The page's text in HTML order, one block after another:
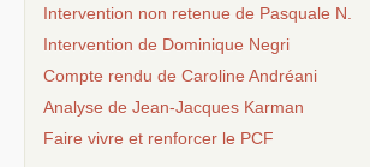
Intervention non retenue de Pasquale N.
Intervention de Dominique Negri
Compte rendu de Caroline Andréani
Analyse de Jean-Jacques Karman
Faire vivre et renforcer le PCF